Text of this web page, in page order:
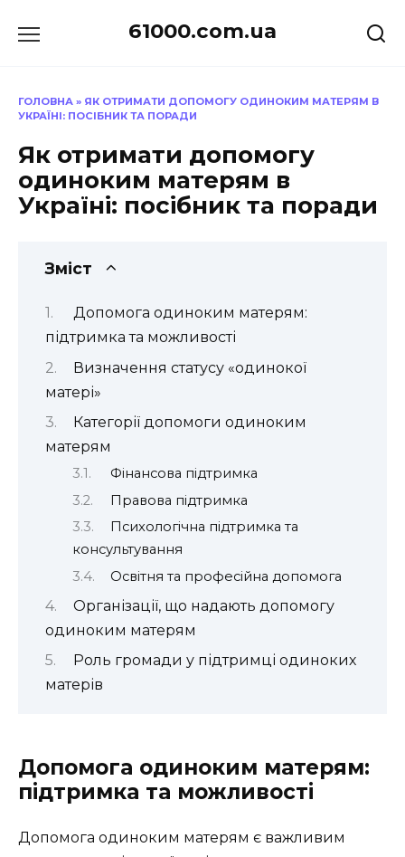
до
61000.com.ua
ГОЛОВНА » ЯК ОТРИМАТИ ДОПОМОГУ ОДИНОКИМ МАТЕРЯМ В
УКРАЇНІ: ПОСІБНИК ТА ПОРАДИ
Як отримати допомогу
одиноким матерям в
Україні: посібник та поради
Зміст
Допомога одиноким матерям:
підтримка та можливості
Визначення статусу «одинокої
матері»
Категорії допомоги одиноким
матерям
Фінансова підтримка
Правова підтримка
Психологічна підтримка та
консультування
Освітня та професійна допомога
Організації, що надають допомогу
одиноким матерям
Роль громади у підтримці одиноких
матерів
Допомога одиноким матерям:
підтримка та можливості
Допомога одиноким матерям є важливим